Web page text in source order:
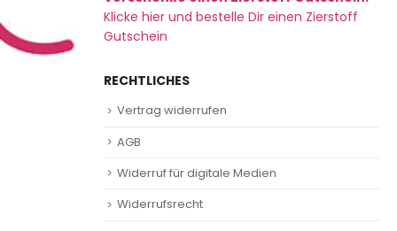
Klicke hier und bestelle Dir einen Zierstoff
Gutschein
RECHTLICHES
Vertrag widerrufen
AGB
Widerruf für digitale Medien
Widerrufsrecht